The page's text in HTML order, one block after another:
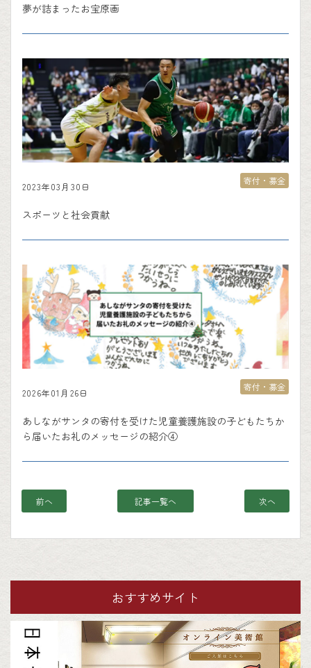
夢が詰まったお宝原画
2023年03月30日
スポーツと社会貢献
寄付・募金
2026年01月26日
あしながサンタの寄付を受けた児童養護施設の子どもたちか
ら届いたお礼のメッセージの紹介④
寄付・募金
前へ 記事一覧へ 次へ
おすすめサイト